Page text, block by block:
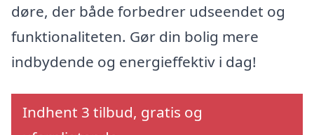
døre, der både forbedrer udseendet og
funktionaliteten. Gør din bolig mere
indbydende og energieffektiv i dag!
Indhent 3 tilbud, gratis og